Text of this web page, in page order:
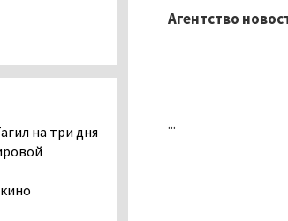
Агентство
...
В Нижнем
и
после
четыре
признаны
на три дня